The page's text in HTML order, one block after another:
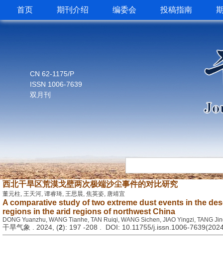
首页 期刊介绍 编委会 投稿指南
CN 62-1175/P
ISSN 1006-7639
双月刊
西北干旱区荒漠戈壁两次极端沙尘事件的对比研究
董元柱, 王天河, 谭睿琦, 王思晨, 焦英姿, 唐靖宜
A comparative study of two extreme dust events in the
regions in the arid regions of northwest China
DONG Yuanzhu, WANG Tianhe, TAN Ruiqi, WANG Sichen, JIAO Yingzi, TANG
干旱气象 . 2024, (2): 197 -208 . DOI: 10.11755/j.issn.1006-